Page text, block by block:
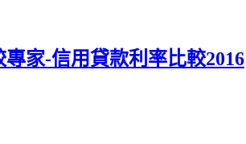
家-信用貸款利率比較2016